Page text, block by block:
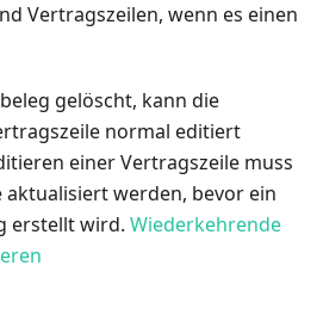
Vertragszeilen, wenn es einen
gelöscht, kann die
normal editiert
einer Vertragszeile muss
aktualisiert werden, bevor ein
erstellt wird. Wiederkehrende